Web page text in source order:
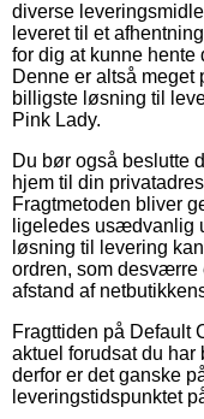
diverse
leveret til et
for dig at kunne hente
Denne er altså meget
billigste løsning til
Pink Lady.
Du bør også beslutte
hjem til din
Fragtmetoden bliver
ligeledes usædvanlig
løsning til levering
ordren, som desværre
afstand af
Fragttiden på Default
aktuel forudsat du har
derfor er det ganske
leveringstidspunktet